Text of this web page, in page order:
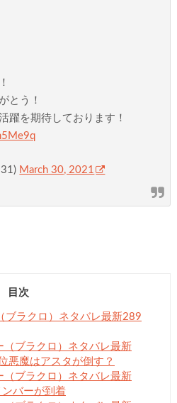
とう！
躍を期待しております！
March 30, 2021
目次
ブラクロ）ネタバレ最新289
（ブラクロ）ネタバレ最新
悪魔はアスタが倒す？
（ブラクロ）ネタバレ最新
バーが到着